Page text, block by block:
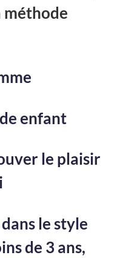
méthode
enfant
le plaisir
le style
de 3 ans,